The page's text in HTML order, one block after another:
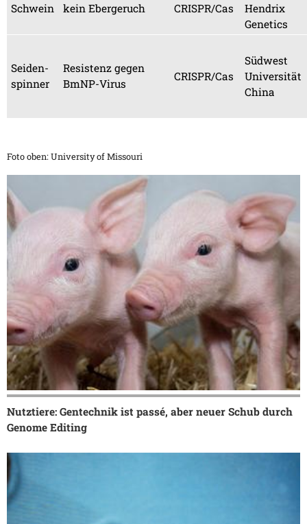
Schwein kein Ebergeruch CRISPR/Cas
Hendrix
Genetics
Seiden-
spinner
Resistenz gegen
BmNP-Virus
CRISPR/Cas
Südwest
Universität
China
Foto oben: University of Missouri
Nutztiere: Gentechnik ist passé, aber neuer Schub durch
Genome Editing